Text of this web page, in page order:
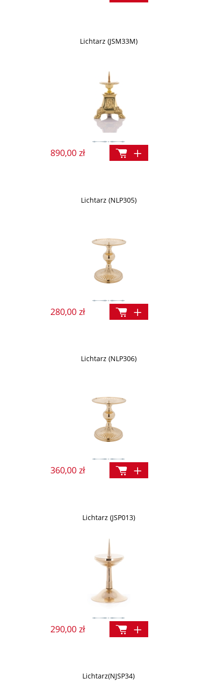
Lichtarz (JSM33M)
890,00 zł
Lichtarz (NLP305)
280,00 zł
Lichtarz (NLP306)
360,00 zł
Lichtarz (JSP013)
290,00 zł
Lichtarz(NJSP34)